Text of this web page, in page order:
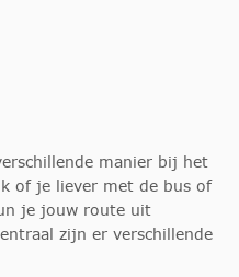
manier bij het
of je liever met de bus of
je jouw route uit
zijn er verschillende